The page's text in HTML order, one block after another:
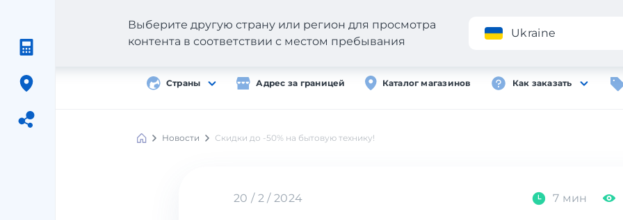
Страны Адрес за границей Каталог магазинов Как заказать
Выберите другую страну или регион для просмотра
контента в соответствии с местом пребывания
Ukraine
Meest
Новости Скидки до -50% на бытовую технику!
20 / 2 / 2024 7 мин